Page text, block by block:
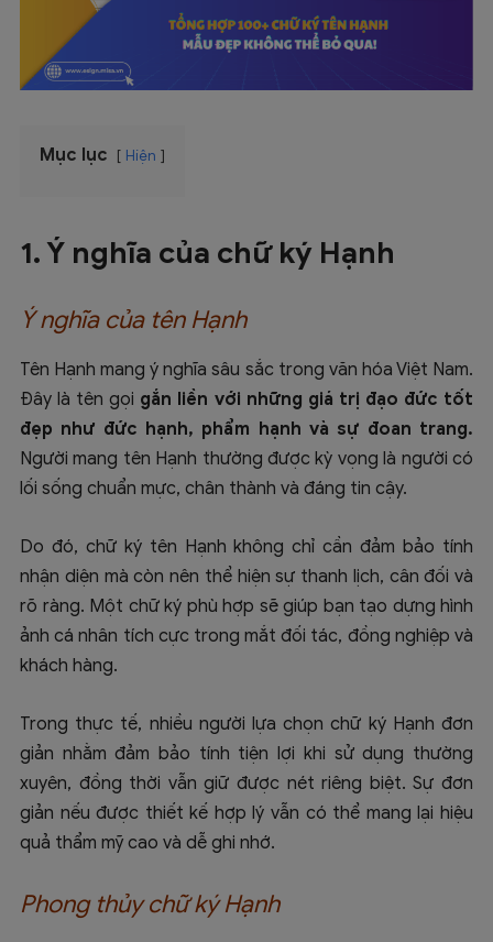
Mục lục Hiện
1. Ý nghĩa của chữ ký Hạnh
Ý nghĩa của tên Hạnh
Tên Hạnh mang ý nghĩa sâu sắc trong văn hóa Việt Nam.
Đây là tên gọi gắn liền với những giá trị đạo đức tốt
đẹp như đức hạnh, phẩm hạnh và sự đoan trang.
Người mang tên Hạnh thường được kỳ vọng là người có
lối sống chuẩn mực, chân thành và đáng tin cậy.
Do đó, chữ ký tên Hạnh không chỉ cần đảm bảo tính
nhận diện mà còn nên thể hiện sự thanh lịch, cân đối và
rõ ràng. Một chữ ký phù hợp sẽ giúp bạn tạo dựng hình
ảnh cá nhân tích cực trong mắt đối tác, đồng nghiệp và
khách hàng.
Trong thực tế, nhiều người lựa chọn chữ ký Hạnh đơn
giản nhằm đảm bảo tính tiện lợi khi sử dụng thường
xuyên, đồng thời vẫn giữ được nét riêng biệt. Sự đơn
giản nếu được thiết kế hợp lý vẫn có thể mang lại hiệu
quả thẩm mỹ cao và dễ ghi nhớ.
Phong thủy chữ ký Hạnh